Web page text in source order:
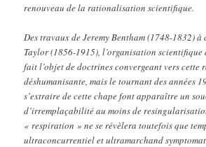
renouveau de la rationalisation scientifique.
Des travaux de Jeremy Bentham (1748-1832) à
Taylor (1856-1915), l’organisation
fait l’objet de doctrines convergeant vers
déshumanisante, mais le tournant des années
s’extraire de cette chape font apparaître un
d’irremplaçabilité au moins de
« respiration » ne se révèlera toutefois que
ultraconcurrentiel et ultramarchand